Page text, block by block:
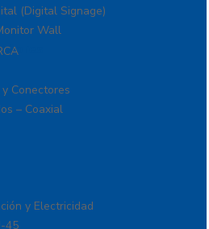
(Digital Signage)
Wall
Conectores
– Coaxial
y Electricidad
45